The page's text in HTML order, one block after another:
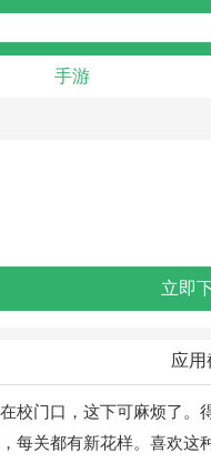
手游
立即
应用
门口，这下可麻烦了
关都有新花样。喜欢这